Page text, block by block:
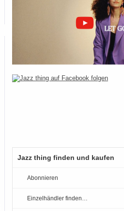
Jazz thing finden und kaufen
Abonnieren
Einzelhändler finden…